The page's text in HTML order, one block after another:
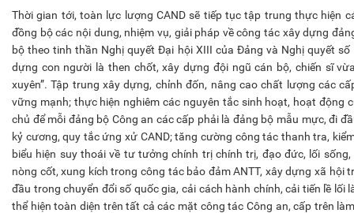
Thời gian tới, toàn lực lượng CAND sẽ tiếp tục tập trung thực hiện
đồng bộ các nội dung, nhiệm vụ, giải pháp về công tác xây dựng
bộ theo tinh thần Nghị quyết Đại hội XIII của Đảng và Nghị quyết
dựng con người là then chốt, xây dựng đội ngũ cán bộ, chiến sĩ
xuyên”. Tập trung xây dựng, chỉnh đốn, nâng cao chất lượng các
vững mạnh; thực hiện nghiêm các nguyên tắc sinh hoạt, hoạt
chủ để mỗi đảng bộ Công an các cấp phải là đảng bộ mẫu mực, đi
kỷ cương, quy tắc ứng xử CAND; tăng cường công tác thanh tra,
biểu hiện suy thoái về tư tưởng chính trị chính trị, đạo đức, lối
nòng cốt, xung kích trong công tác bảo đảm ANTT, xây dựng xã
đầu trong chuyển đổi số quốc gia, cải cách hành chính, cải tiến lề
thể hiện toàn diện trên tất cả các mặt công tác Công an, cấp trên